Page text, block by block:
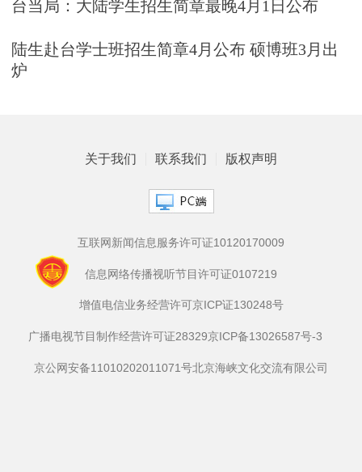
台当局：大陆学生招生简章最晚4月1日公布
陆生赴台学士班招生简章4月公布 硕博班3月出
炉
关于我们 联系我们 版权声明
互联网新闻信息服务许可证10120170009
信息网络传播视听节目许可证0107219
增值电信业务经营许可京ICP证130248号
广播电视节目制作经营许可证28329京ICP备13026587号-3
京公网安备11010202011071号北京海峡文化交流有限公司